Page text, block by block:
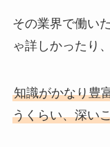
その業界で働い
ゃ詳しかったり、
知識がかなり豊
うくらい、深い